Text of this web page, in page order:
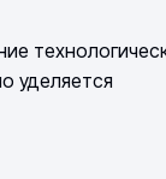
уделяется